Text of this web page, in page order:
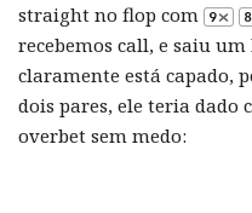
straight no flop com
recebemos call, e saiu
claramente está capado,
dois pares, ele teria dado
overbet sem medo: